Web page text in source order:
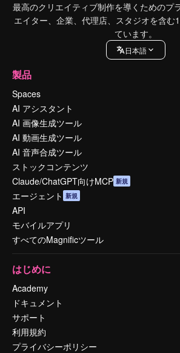
最高のクリエイティブ制作を導くためのプ
エイター、企業、代理店、スタジオを含む
ています。
日本語
製品
Spaces
AI アシスタント
AI 画像生成ツール
AI 動画生成ツール
AI 音声合成ツール
ストックコンテンツ
Claude/ChatGPT向けMCP 新規
エージェント 新規
API
モバイルアプリ
すべてのMagnificツール
はじめに
Academy
ドキュメント
サポート
利用規約
プライバシーポリシー